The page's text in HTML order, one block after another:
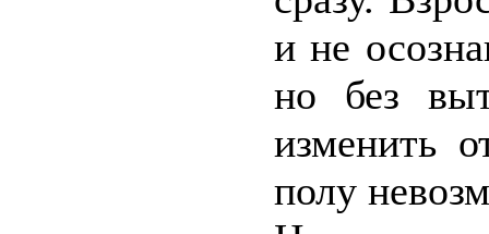
и не
но без
изменить
полу